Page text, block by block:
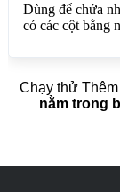
Chạy thử
nằm trong